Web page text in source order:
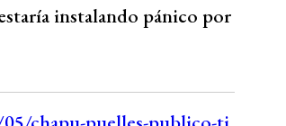
instalando pánico por